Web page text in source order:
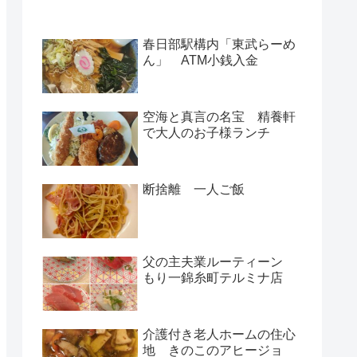
春日部駅構内「東武らーめ
ん」 ATM小銭入金
空海と真言の名宝 精養軒
で大人のお子様ランチ
断捨離 一人ご飯
父の主夫業ルーティーン
もり一錦糸町テルミナ店
介護付き老人ホームの住心
地 きのこのアヒージョ